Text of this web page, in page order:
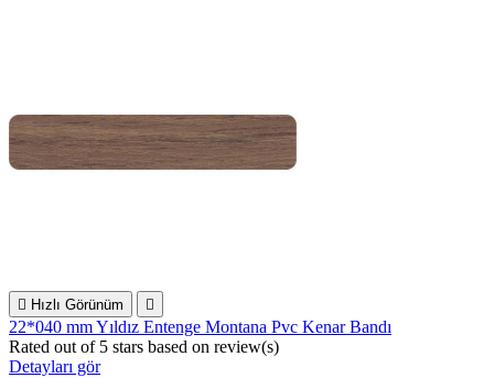
 Hızlı Görünüm 
22*040 mm Yıldız Entenge Montana Pvc Kenar Bandı
Rated out of 5 stars based on review(s)
Detayları gör